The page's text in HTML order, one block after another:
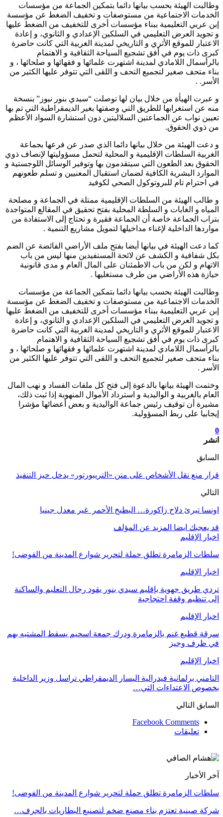
وطالبت الهيئة بحسب بيانها دائما بتمكين الجماعة من مؤسسات
الخدمات الاجتماعية من مستوصفات و تخفيف الضغط عن مؤسسة
إبن عربي التعليمية ببناء مؤسسات أخرى للتخفيف من الضغط عليها
و تجويد العرض التعليمي في السلكين الإعدادي و الثانوي، و إعادة
الاعتبار للموقع الأثري و التاريخي لمدينة الغربية التي كانت حاضرة
كبرى ذات يوم في أفق تشجيع السياحة الثقافية و الاهتمام
بالرأسمال اللامادي لمدينة اشتهرت علمائها و فقهائها و صلحائها ، و
بناء متحف صغير لتجميع التحف و اللقى التي تتوفر عليها الكثير من
الأسر. .
و عبرت الهيأة من خلال بيان لها توصلت “سيدي بنور نيوز” بنسخة
منه عن استغرابها للطريق التي وصفتها بغير الديمقراطية التي تم بها
تعيين نواب عن الجماعتين السلاليتين دون استشارة السواد الأعظم
من ذوي الحقوق.
و دعت الهيئة من خلال بيانها دائما الذي صدر عن فرعها بجماعة
الغربية السلطات الإقليمية و المحلية لتحمل مسؤوليتها لإنصاف ذوي
الحقوق بعد الطعون التي سيتقدمون بها وتوفير الوسائل اللوجستية و
الموارد البشرية الكافية لضمان استقبال المعنيين و تسلم طعونهم
في احترام تام للبروتوكول الصحي لكوفيد
و طالب الهيئة من السلطات الإقليمية ممتلة في الجماعة و مصلحة
المياه و الغابات و السلطة المحلية بفتح تحقيق في المقالع المتواجدة
بتراب الجماعة خاصة أن الجماعة فقيرة و تحتاج إلى الاستفادة من
مواردها الداخلية لإغناء مداخيلها لتمويل مشاريع التنمية .
كما دعت الهيئة في بيانها أيضا بفتح ملف الأراضي الفائضة عن الضم
بكل شفافية و الكشف عن لائحة المستفيدين منها ليس من باب
الاتهام و لكن من باب الاطمئنان على المال العام و مدى قانونية
حيازة هذه الأراضي من طرف مستغليها .
وطالبت الهيئة بحسب بيانها دائما بتمكين الجماعة من مؤسسات
الخدمات الاجتماعية من مستوصفات و تخفيف الضغط عن مؤسسة
إبن عربي التعليمية ببناء مؤسسات أخرى للتخفيف من الضغط عليها
و تجويد العرض التعليمي في السلكين الإعدادي و الثانوي، و إعادة
الاعتبار للموقع الأثري و التاريخي لمدينة الغربية التي كانت حاضرة
كبرى ذات يوم في أفق تشجيع السياحة الثقافية و الاهتمام
بالرأسمال اللامادي لمدينة اشتهرت علمائها و فقهائها و صلحائها ، و
بناء متحف صغير لتجميع التحف و اللقى التي تتوفر عليها الكثير من
الأسر .
وختمت الهيئة بيانها بالدعوة إلى فتح كل ملفات الفساد و نهب المال
العام بالغربية و الواليدية و استرداد الأموال المنهوبة إذا ثبت ذلك،
مشيرة أن توقيف رئيس جماعة الواليدية و بعض أعضائها مؤشرا
إيجابيا على ربط المسؤولية.
0
انشر
السابق
قرار منع نقل الأشخاص على متن «التريبورتور» يدخل حيز التنفيذ
التالي
اونسا تبرئ دلاح زاكورة… البطيخ الأحمر غير معدل جينيا
قد يعجبك ايضا المزيد عن المؤلف
اخبار الإقليم
سلطات الزمامرة تطلق حملة لتحرير شوارع المدينة من الفوضى!
اخبار الإقليم
تردي طريق جهوية بإقليم سيدي بنور يقود رجال التعليم والساكنة
إلى تنظيم وقفة احتجاجية
اخبار الإقليم
سرقة قطيع غنم بالزمامرة ودرك جمعة اسحيم يسقط المشتبه بهم
في ظرف وجيز
اخبار الإقليم
التامني برلمانية فيدرالية اليسار الديمقراطي تراسل وزير الداخلية
بخصوص الاعتداءات التي…
السابق التالي
Facebook Comments
تعليقات
آخر الأخبار
سلطات الزمامرة تطلق حملة لتحرير شوارع المدينة من الفوضى!
شركة صينية تعتزم بناء مصنع ضخم لتصنيع البطاريات بالجرف…